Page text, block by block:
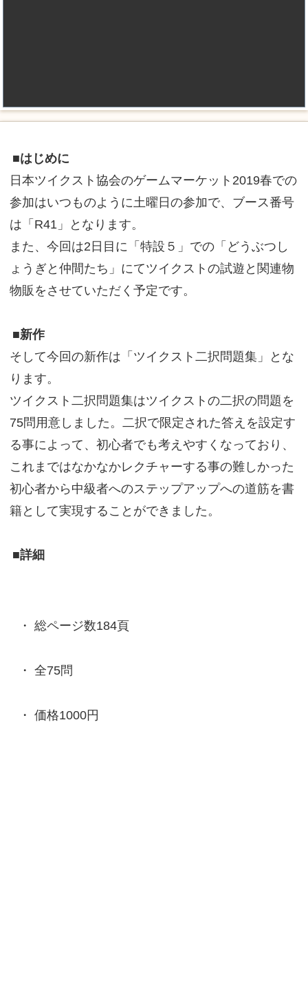
■はじめに
日本ツイクスト協会のゲームマーケット2019春での
参加はいつものように土曜日の参加で、ブース番号
は「R41」となります。
また、今回は2日目に「特設５」での「どうぶつし
ょうぎと仲間たち」にてツイクストの試遊と関連物
物販をさせていただく予定です。
■新作
そして今回の新作は「ツイクスト二択問題集」とな
ります。
ツイクスト二択問題集はツイクストの二択の問題を
75問用意しました。二択で限定された答えを設定す
る事によって、初心者でも考えやすくなっており、
これまではなかなかレクチャーする事の難しかった
初心者から中級者へのステップアップへの道筋を書
籍として実現することができました。
■詳細
総ページ数184頁
全75問
価格1000円